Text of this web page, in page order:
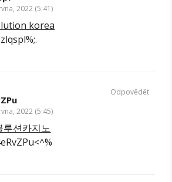
2022 (5:41)
korea
2022 (5:45)
루션카지노
Odpovědět